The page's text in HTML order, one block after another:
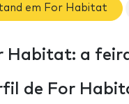
em For Habitat
Habitat: a
de For